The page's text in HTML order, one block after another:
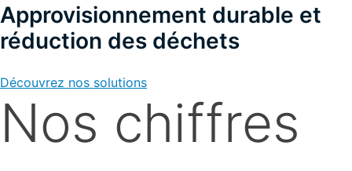
Approvisionnement durable et
réduction des déchets
Découvrez nos solutions
Nos chiffres